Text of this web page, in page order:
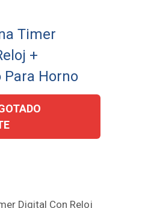
Timer
+
Horno
Digital Con Reloj